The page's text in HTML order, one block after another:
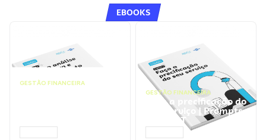
EBOOKS
GESTÃO FINANCEIRA
GESTÃO FINANCEIRA
Faça a precificação do
seu serviço | Prompts
ChatGPT